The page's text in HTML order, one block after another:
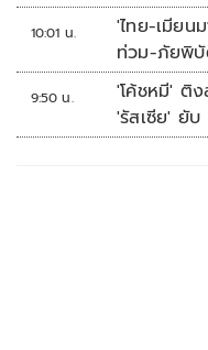
จุดเด่นคนไ
ทางเทคโน
ใช้เต็มที่เอ
10:01 น.
'ไทย-เมียน
ท่วม-ภัยพิ
9:50 น.
'โค้ชหมี' ติ
'รัสเซีย' ยับ